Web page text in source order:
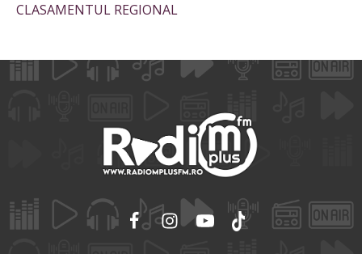
CLASAMENTUL REGIONAL